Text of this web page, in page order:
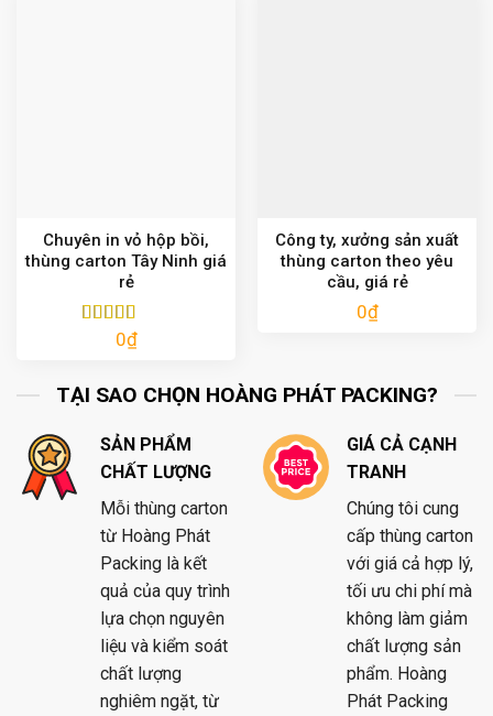
Chuyên in vỏ hộp bồi,
thùng carton Tây Ninh giá
rẻ
Được xếp
0₫
Công ty, xưởng sản xuất
thùng carton theo yêu
cầu, giá rẻ
0₫
TẠI SAO CHỌN HOÀNG PHÁT PACKING?
SẢN PHẨM
CHẤT LƯỢNG
Mỗi thùng carton
từ Hoàng Phát
Packing là kết
quả của quy trình
lựa chọn nguyên
liệu và kiểm soát
chất lượng
nghiêm ngặt, từ
GIÁ CẢ CẠNH
TRANH
Chúng tôi cung
cấp thùng carton
với giá cả hợp lý,
tối ưu chi phí mà
không làm giảm
chất lượng sản
phẩm. Hoàng
Phát Packing